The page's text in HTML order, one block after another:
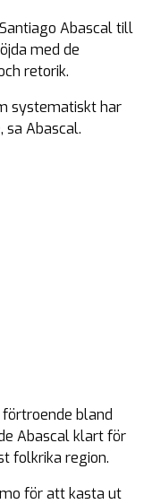
Abascal till
med de
retorik.
systematiskt har
sa Abascal.
bland
Abascal klart för
folkrika region.
för att kasta ut